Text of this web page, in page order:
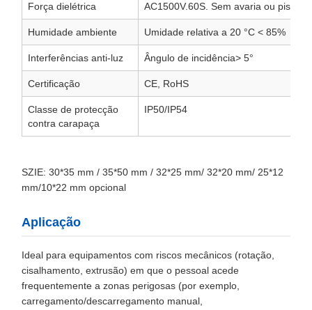
Força dielétrica AC1500V.60S. Sem avaria ou piscar
Humidade ambiente Umidade relativa a 20 °C < 85%
Interferências anti-luz Ângulo de incidência> 5°
Certificação CE, RoHS
Classe de protecção
contra carapaça
IP50/IP54
SZIE: 30*35 mm / 35*50 mm / 32*25 mm/ 32*20 mm/ 25*12
mm/10*22 mm opcional
Aplicação
Ideal para equipamentos com riscos mecânicos (rotação,
cisalhamento, extrusão) em que o pessoal acede
frequentemente a zonas perigosas (por exemplo,
carregamento/descarregamento manual,